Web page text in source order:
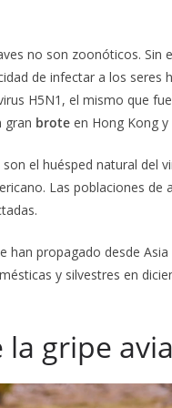
no son zoonóticos. Sin
de infectar a los seres
H5N1, el mismo que
gran brote en Hong Kong y
son el huésped natural del
Las poblaciones de
propagado desde Asia
y silvestres en
gripe